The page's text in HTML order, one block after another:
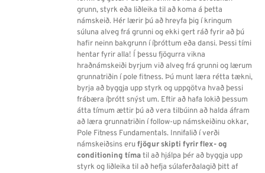
grunn, styrk eða liðleika til að koma á þetta
námskeið. Hér lærir þú að hreyfa þig í kringum
súluna alveg frá grunni og ekki gert ráð fyrir að þú
hafir neinn bakgrunn í íþróttum eða dansi. Þessi tími
hentar fyrir alla! Í þessu fjögurra vikna
hraðnámskeiði byrjum við alveg frá grunni og lærum
grunnatriðin í pole fitness. Þú munt læra rétta tækni,
byrja að byggja upp styrk og uppgötva hvað þessi
frábæra íþrótt snýst um. Eftir að hafa lokið þessum
átta tímum ættir þú að vera tilbúinn að halda áfram
að læra grunnatriðin í follow-up námskeiðinu okkar,
Pole Fitness Fundamentals. Innifalið í verði
námskeiðsins erufjögur skipti fyrir flex- og
conditioning tímatil að hjálpa þér að byggja upp
styrk og liðleika til að hefja súlaferðalagið þitt af